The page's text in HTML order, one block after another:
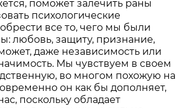
поможет залечить раны
психологические
все то, чего мы были
любовь, защиту, признание,
даже независимость или
Мы чувствуем в своем
во многом похожую на
он как бы дополняет,
поскольку обладает